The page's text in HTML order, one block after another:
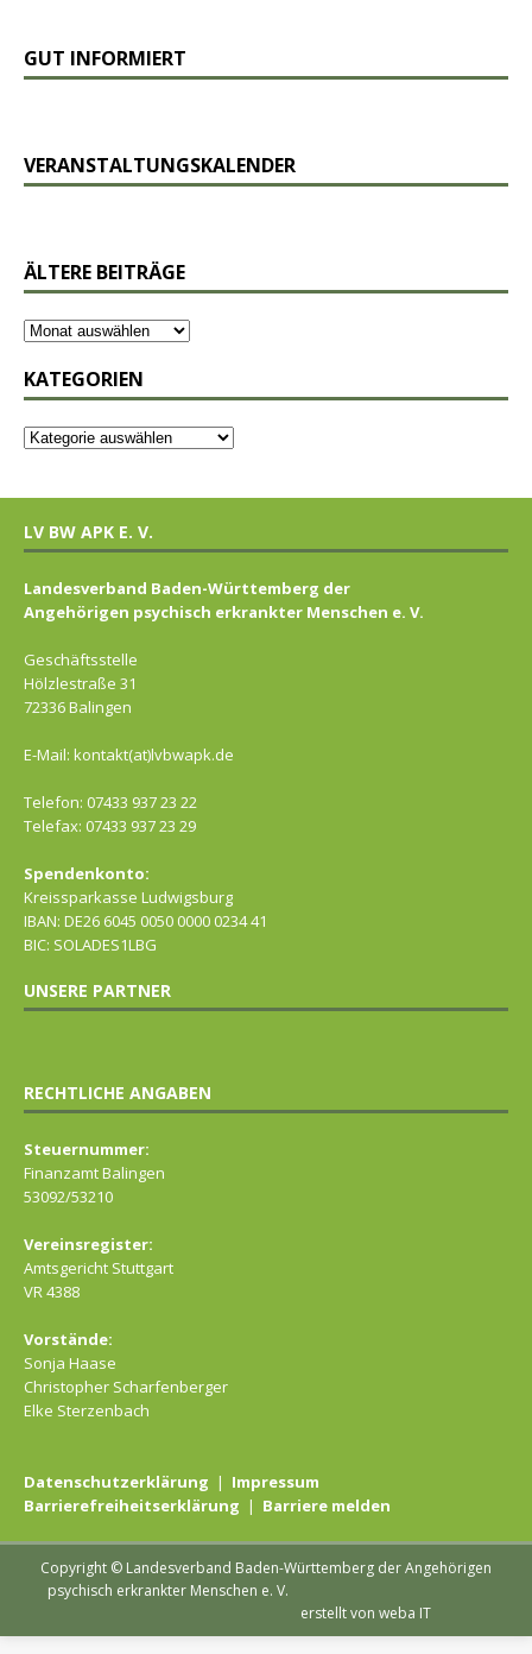
GUT INFORMIERT
VERANSTALTUNGSKALENDER
ÄLTERE BEITRÄGE
KATEGORIEN
LV BW APK E. V.
Landesverband Baden-Württemberg der
Angehörigen psychisch erkrankter Menschen e. V.
Geschäftsstelle
Hölzlestraße 31
72336 Balingen
E-Mail: kontakt(at)lvbwapk.de
Telefon: 07433 937 23 22
Telefax: 07433 937 23 29
Spendenkonto:
Kreissparkasse Ludwigsburg
IBAN: DE26 6045 0050 0000 0234 41
BIC: SOLADES1LBG
UNSERE PARTNER
RECHTLICHE ANGABEN
Steuernummer:
Finanzamt Balingen
53092/53210
Vereinsregister:
Amtsgericht Stuttgart
VR 4388
Vorstände:
Sonja Haase
Christopher Scharfenberger
Elke Sterzenbach
Datenschutzerklärung | Impressum
Barrierefreiheitserklärung | Barriere melden
Copyright © Landesverband Baden-Württemberg der Angehörigen
psychisch erkrankter Menschen e. V.
erstellt von weba IT